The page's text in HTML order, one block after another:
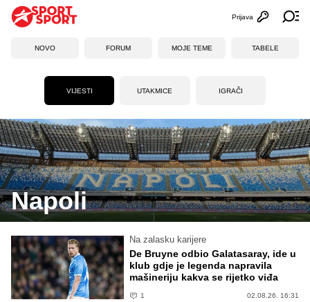
Otvori
Prijava
NOVO FORUM MOJE TEME TABELE
VIJESTI UTAKMICE IGRAČI
Napoli
Na zalasku karijere
De Bruyne odbio Galatasaray, ide u
klub gdje je legenda napravila
mašineriju kakva se rijetko viđa
1 02.08.26. 16:31